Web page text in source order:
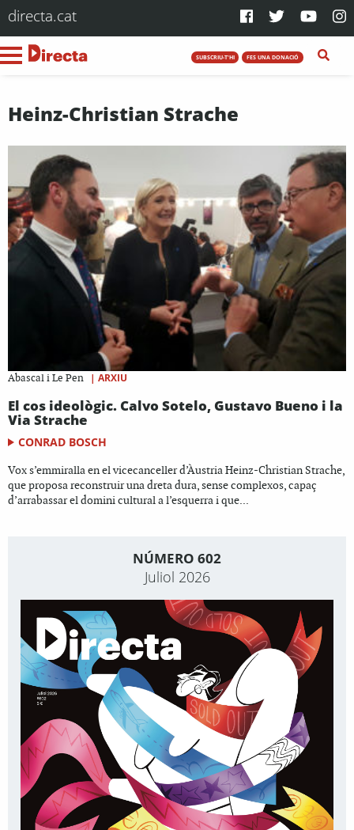
directa.cat
SUBSCRIU-T'HI FES UNA DONACIÓ
Heinz-Christian Strache
Abascal i Le Pen | ARXIU
El cos ideològic. Calvo Sotelo, Gustavo Bueno i la
Via Strache
CONRAD BOSCH
Vox s’emmiralla en el vicecanceller d’Àustria Heinz-Christian Strache,
que proposa reconstruir una dreta dura, sense complexos, capaç
d’arrabassar el domini cultural a l’esquerra i que...
NÚMERO 602
Juliol 2026